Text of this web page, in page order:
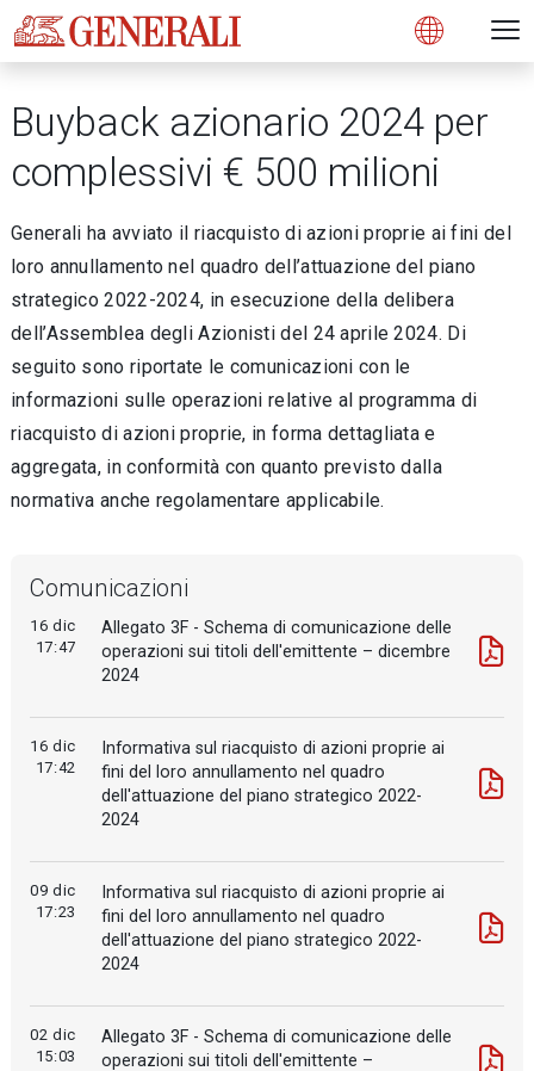
Open
Buyback azionario 2024 per
complessivi € 500 milioni
Generali ha avviato il riacquisto di azioni proprie ai fini del
loro annullamento nel quadro dell’attuazione del piano
strategico 2022-2024, in esecuzione della delibera
dell’Assemblea degli Azionisti del 24 aprile 2024. Di
seguito sono riportate le comunicazioni con le
informazioni sulle operazioni relative al programma di
riacquisto di azioni proprie, in forma dettagliata e
aggregata, in conformità con quanto previsto dalla
normativa anche regolamentare applicabile.
Comunicazioni
16 dic
17:47
Allegato 3F - Schema di comunicazione delle
operazioni sui titoli dell'emittente – dicembre
2024
16 dic
17:42
Informativa sul riacquisto di azioni proprie ai
fini del loro annullamento nel quadro
dell'attuazione del piano strategico 2022-
2024
09 dic
17:23
Informativa sul riacquisto di azioni proprie ai
fini del loro annullamento nel quadro
dell'attuazione del piano strategico 2022-
2024
02 dic
15:03
Allegato 3F - Schema di comunicazione delle
operazioni sui titoli dell'emittente –